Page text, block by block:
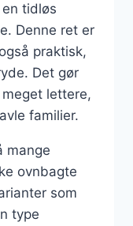
tidløs
Denne ret er
praktisk,
Det gør
lettere,
familier.
mange
ovnbagte
som
type